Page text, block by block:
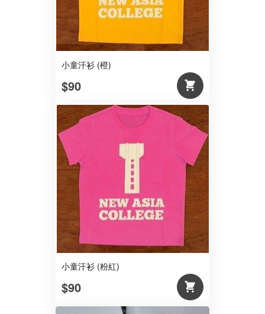
小童汗衫 (橙)
$90
小童汗衫 (粉紅)
$90